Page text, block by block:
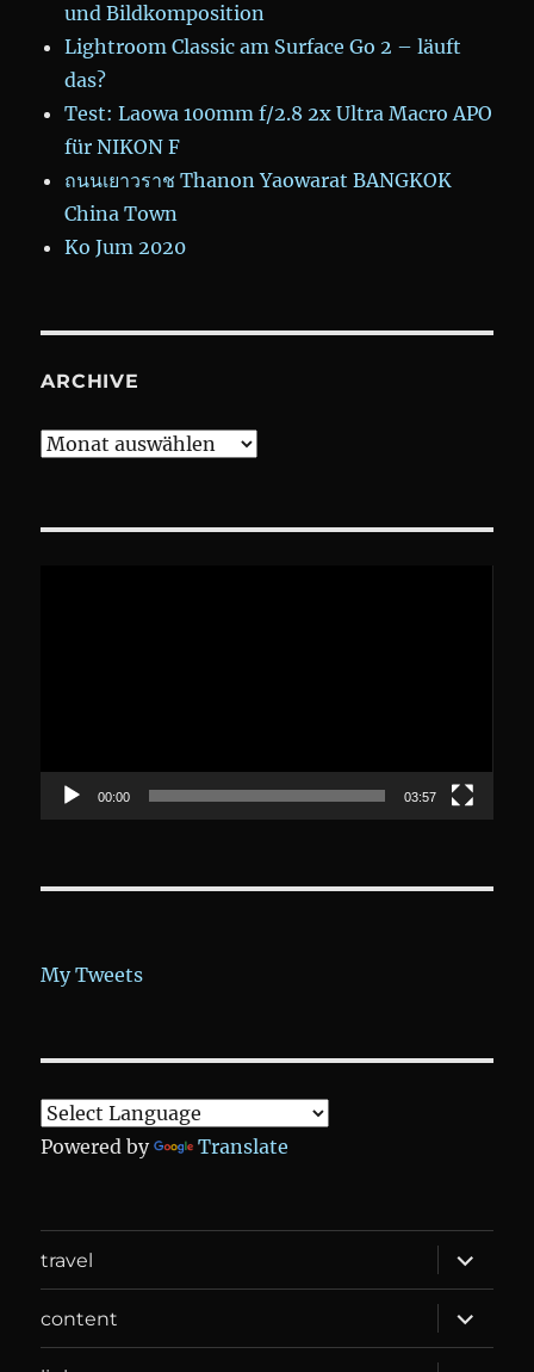
und Bildkomposition
Lightroom Classic am Surface Go 2 – läuft
das?
Test: Laowa 100mm f/2.8 2x Ultra Macro APO
für NIKON F
ถนนเยาวราช Thanon Yaowarat BANGKOK
China Town
Ko Jum 2020
ARCHIVE
Archive
00:00 03:57
My Tweets
Powered by Translate
travel
expand
child
menu
content
expand
child
menu